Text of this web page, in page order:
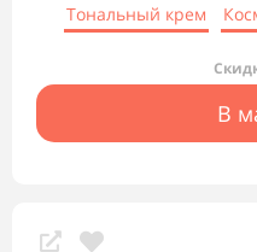
Тональный крем
В